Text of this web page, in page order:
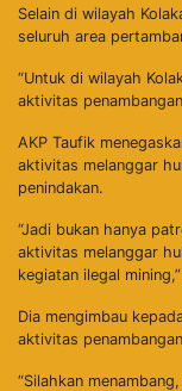
Selain di wilayah
seluruh area
“Untuk di wilayah
aktivitas
AKP Taufik
aktivitas melanggar
penindakan.
“Jadi bukan hanya
aktivitas melanggar
kegiatan ilegal
Dia mengimbau
aktivitas
“Silahkan